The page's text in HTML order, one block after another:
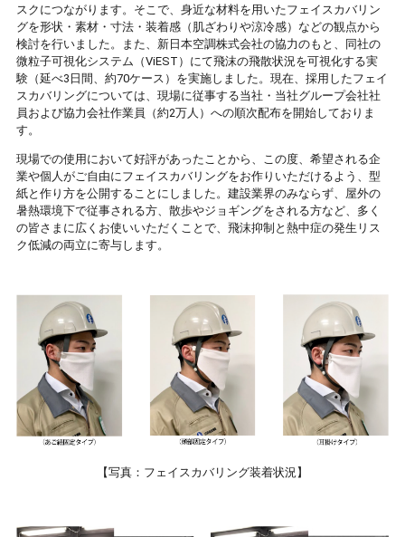
スクにつながります。そこで、身近な材料を用いたフェイスカバリン
グを形状・素材・寸法・装着感（肌ざわりや涼冷感）などの観点から
検討を行いました。また、新日本空調株式会社の協力のもと、同社の
微粒子可視化システム（ViEST）にて飛沫の飛散状況を可視化する実
験（延べ3日間、約70ケース）を実施しました。現在、採用したフェイ
スカバリングについては、現場に従事する当社・当社グループ会社社
員および協力会社作業員（約2万人）への順次配布を開始しておりま
す。
現場での使用において好評があったことから、この度、希望される企
業や個人がご自由にフェイスカバリングをお作りいただけるよう、型
紙と作り方を公開することにしました。建設業界のみならず、屋外の
暑熱環境下で従事される方、散歩やジョギングをされる方など、多く
の皆さまに広くお使いいただくことで、飛沫抑制と熱中症の発生リス
ク低減の両立に寄与します。
【写真：フェイスカバリング装着状況】